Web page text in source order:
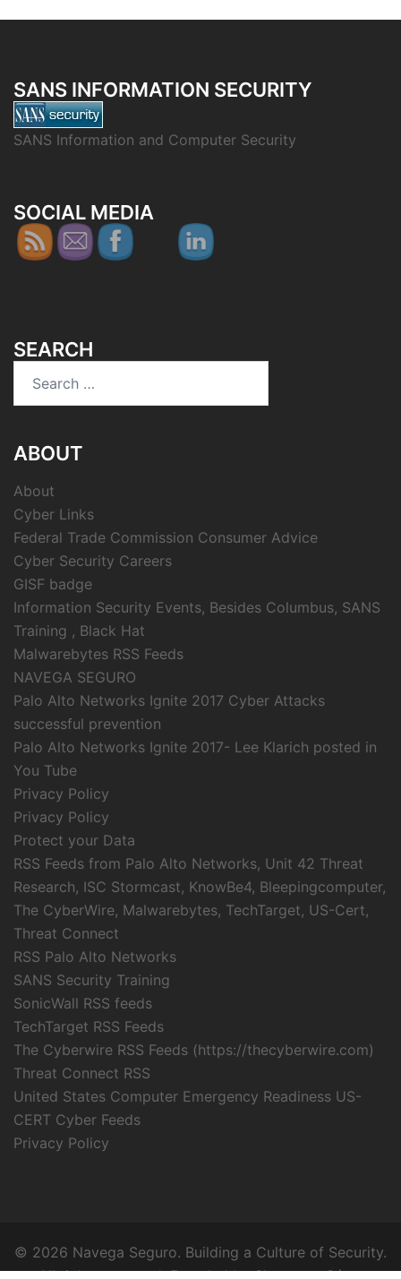
SANS INFORMATION SECURITY
SANS Information and Computer Security
SOCIAL MEDIA
SEARCH
for:
ABOUT
About
Cyber Links
Federal Trade Commission Consumer Advice
Cyber Security Careers
GISF badge
Information Security Events, Besides Columbus, SANS
Training , Black Hat
Malwarebytes RSS Feeds
NAVEGA SEGURO
Palo Alto Networks Ignite 2017 Cyber Attacks
successful prevention
Palo Alto Networks Ignite 2017- Lee Klarich posted in
You Tube
Privacy Policy
Privacy Policy
Protect your Data
RSS Feeds from Palo Alto Networks, Unit 42 Threat
Research, ISC Stormcast, KnowBe4, Bleepingcomputer,
The CyberWire, Malwarebytes, TechTarget, US-Cert,
Threat Connect
RSS Palo Alto Networks
SANS Security Training
SonicWall RSS feeds
TechTarget RSS Feeds
The Cyberwire RSS Feeds (https://thecyberwire.com)
Threat Connect RSS
United States Computer Emergency Readiness US-
CERT Cyber Feeds
Privacy Policy
© 2026 Navega Seguro. Building a Culture of Security.
All rights reserved. Founded by Sharayma Sáez.